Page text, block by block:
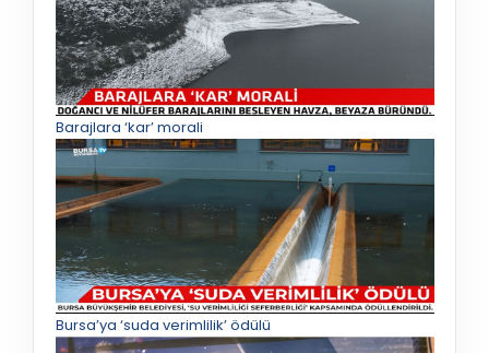
Barajlara ‘kar’ morali
Bursa’ya ‘suda verimlilik’ ödülü